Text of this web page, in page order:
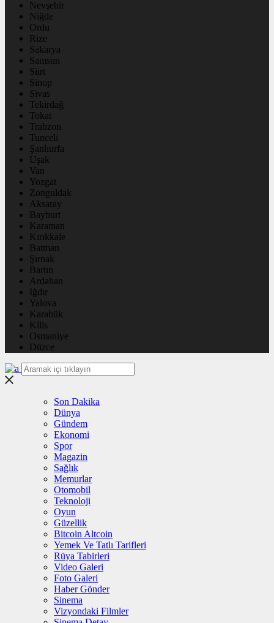
Nevşehir
Niğde
Ordu
Rize
Sakarya
Samsun
Siirt
Sinop
Sivas
Tekirdağ
Tokat
Trabzon
Tunceli
Şanlıurfa
Uşak
Van
Yozgat
Zonguldak
Aksaray
Bayburt
Karaman
Kırıkkale
Batman
Şırnak
Bartın
Ardahan
Iğdır
Yalova
Karabük
Kilis
Osmaniye
Düzce
Son Dakika
Dünya
Gündem
Ekonomi
Spor
Magazin
Sağlık
Memurlar
Otomobil
Teknoloji
Oyun
Güzellik
Bitcoin Altcoin
Yemek Ve Tatlı Tarifleri
Rüya Tabirleri
Video Galeri
Foto Galeri
Haber Gönder
Sinema
Vizyondaki Filmler